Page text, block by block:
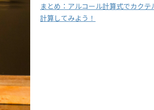
まとめ：アルコール計算式でカクテ
計算してみよう！